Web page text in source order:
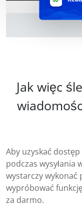
Jak więc
Aby uzyskać
podczas wysyłania
wystarczy wykonać
wypróbować
za darmo.